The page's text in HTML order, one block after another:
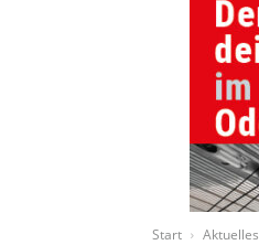
Start Aktuelles